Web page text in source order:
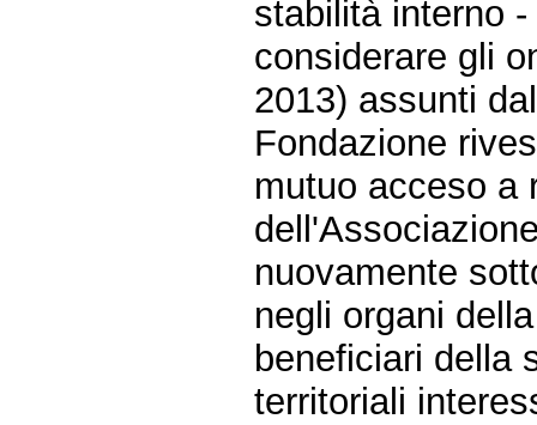
stabilità interno
considerare gli
2013) assunti
Fondazione
mutuo acceso a
nuovamente
negli organi
beneficiari della
territoriali